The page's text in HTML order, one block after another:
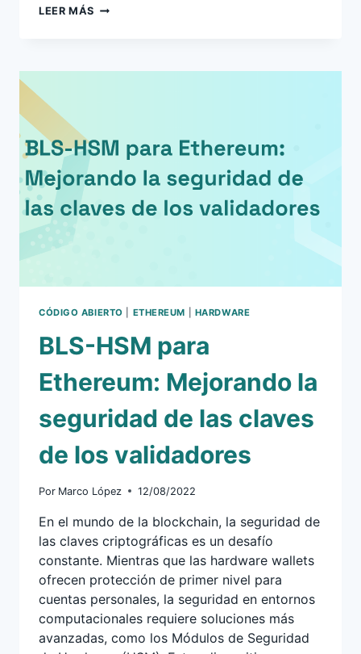
LEER MÁS PROTEGIENDO
ETHEREUM:
DE
CON
CÓDIGO ABIERTO ETHEREUM HARDWARE
BLS-HSM para
Ethereum: Mejorando la
seguridad de las claves
de los validadores
Por Marco López 12/08/2022
En el mundo de la blockchain, la seguridad de
las claves criptográficas es un desafío
constante. Mientras que las hardware wallets
ofrecen protección de primer nivel para
cuentas personales, la seguridad en entornos
computacionales requiere soluciones más
avanzadas, como los Módulos de Seguridad